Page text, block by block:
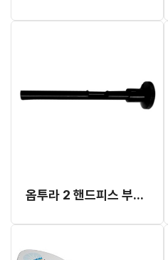
옵투라 2 핸드피스 부싱 (#823-630)